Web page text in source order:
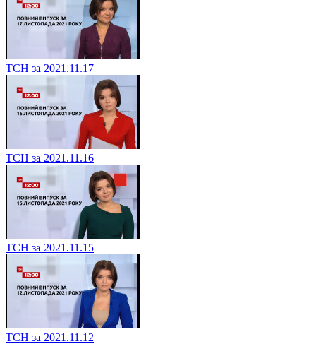
ТСН за 2021.11.17
ТСН за 2021.11.16
ТСН за 2021.11.15
ТСН за 2021.11.12